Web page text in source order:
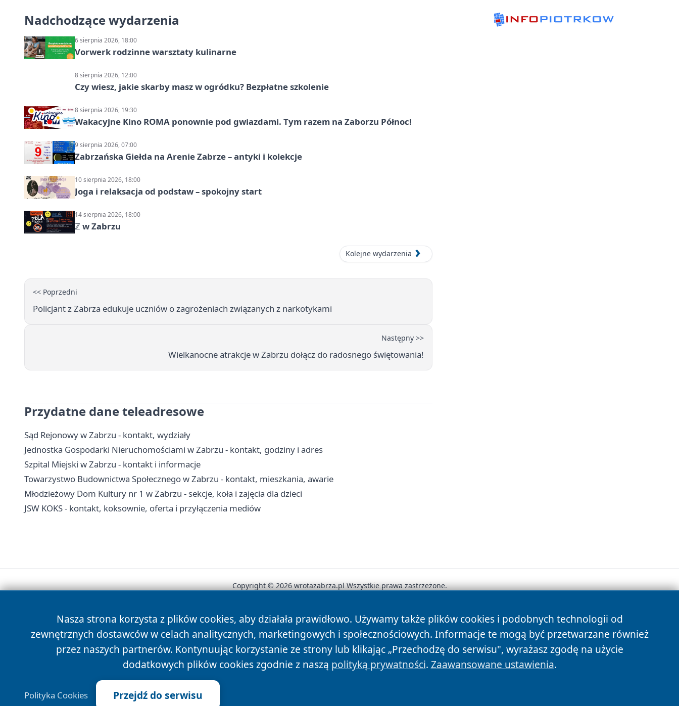
Nadchodzące wydarzenia
6 sierpnia 2026, 18:00
Vorwerk rodzinne warsztaty kulinarne
8 sierpnia 2026, 12:00
Czy wiesz, jakie skarby masz w ogródku? Bezpłatne szkolenie
8 sierpnia 2026, 19:30
Wakacyjne Kino ROMA ponownie pod gwiazdami. Tym razem na Zaborzu Północ!
9 sierpnia 2026, 07:00
Zabrzańska Giełda na Arenie Zabrze – antyki i kolekcje
10 sierpnia 2026, 18:00
Joga i relaksacja od podstaw – spokojny start
14 sierpnia 2026, 18:00
ℤ w Zabrzu
Kolejne wydarzenia
<< Poprzedni
Policjant z Zabrza edukuje uczniów o zagrożeniach związanych z narkotykami
Następny >>
Wielkanocne atrakcje w Zabrzu dołącz do radosnego świętowania!
Przydatne dane teleadresowe
Sąd Rejonowy w Zabrzu - kontakt, wydziały
Jednostka Gospodarki Nieruchomościami w Zabrzu - kontakt, godziny i adres
Szpital Miejski w Zabrzu - kontakt i informacje
Towarzystwo Budownictwa Społecznego w Zabrzu - kontakt, mieszkania, awarie
Młodzieżowy Dom Kultury nr 1 w Zabrzu - sekcje, koła i zajęcia dla dzieci
JSW KOKS - kontakt, koksownie, oferta i przyłączenia mediów
Nasza strona korzysta z plików cookies, aby działała prawidłowo. Używamy także plików cookies i podobnych technologii od
zewnętrznych dostawców w celach analitycznych, marketingowych i społecznościowych. Informacje te mogą być przetwarzane również
przez naszych partnerów. Kontynuując korzystanie ze strony lub klikając „Przechodzę do serwisu", wyrażasz zgodę na użycie
dodatkowych plików cookies zgodnie z naszą polityką prywatności. Zaawansowane ustawienia.
Polityka Cookies Przejdź do serwisu
Copyright © 2026 wrotazabrza.pl Wszystkie prawa zastrzeżone.
News Autorzy Polityka Prywatności Polityka Cookies